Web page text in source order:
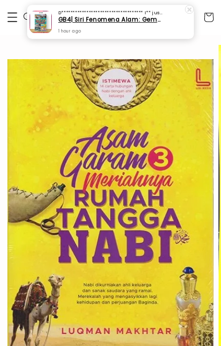
D************************************ I** just purchased
GB4| Siri Fenomena Alam: Gempa Bumi & Tsunami Yang Memusnahkan Kehidupan (SFM 2A)
1 hour ago